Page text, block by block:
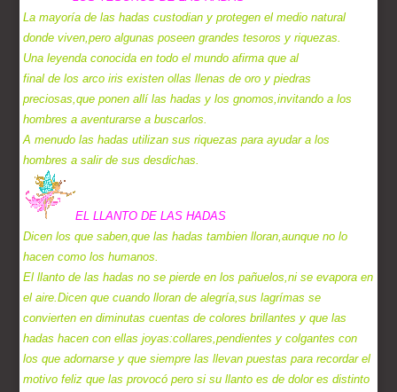
La mayoría de las hadas custodian y protegen el medio natural
donde viven,pero algunas poseen grandes tesoros y riquezas.
Una leyenda conocida en todo el mundo afirma que al
final de los arco iris existen ollas llenas de oro y piedras
preciosas,que ponen allí las hadas y los gnomos,invitando a los
hombres a aventurarse a buscarlos.
A menudo las hadas utilizan sus riquezas para ayudar a los
hombres a salir de sus desdichas.
EL LLANTO DE LAS HADAS
Dicen los que saben,que las hadas tambien lloran,aunque no lo
hacen como los humanos.
El llanto de las hadas no se pierde en los pañuelos,ni se evapora en
el aire.Dicen que cuando lloran de alegría,sus lagrímas se
convierten en diminutas cuentas de colores brillantes y que las
hadas hacen con ellas joyas:collares,pendientes y colgantes con
los que adornarse y que siempre las llevan puestas para recordar el
motivo feliz que las provocó pero si su llanto es de dolor es distinto